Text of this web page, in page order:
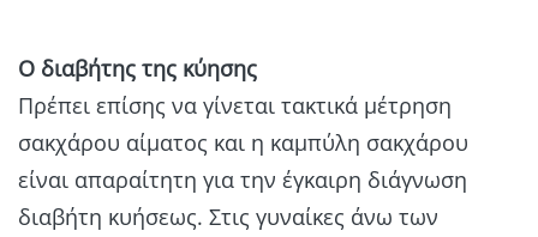
Ο διαβήτης της κύησης
Πρέπει επίσης να γίνεται τακτικά μέτρηση
σακχάρου αίματος και η καμπύλη σακχάρου
είναι απαραίτητη για την έγκαιρη διάγνωση
διαβήτη κυήσεως. Στις γυναίκες άνω των